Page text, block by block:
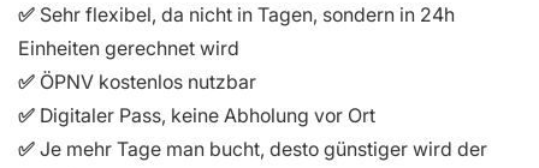
✅ Sehr flexibel, da nicht in Tagen, sondern in 24h
Einheiten gerechnet wird
✅ ÖPNV kostenlos nutzbar
✅ Digitaler Pass, keine Abholung vor Ort
✅ Je mehr Tage man bucht, desto günstiger wird der